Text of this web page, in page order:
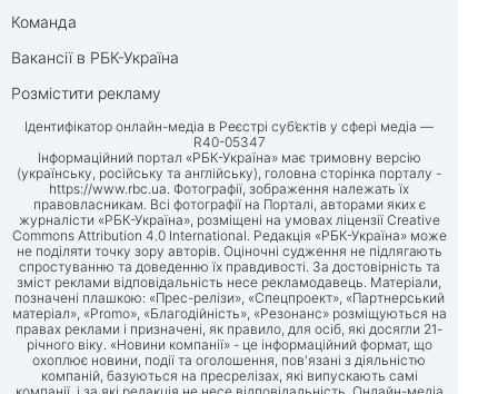
Команда
Вакансії в РБК-Україна
Розмістити рекламу
Ідентифікатор онлайн-медіа в Реєстрі суб’єктів у сфері медіа —
R40-05347
Інформаційний портал «РБК-Україна» має тримовну версію
(українську, російську та англійську), головна сторінка порталу -
https://www.rbc.ua. Фотографії, зображення належать їх
правовласникам. Всі фотографії на Порталі, авторами яких є
журналісти «РБК-Україна», розміщені на умовах ліцензії Creative
Commons Attribution 4.0 International. Редакція «РБК-Україна» може
не поділяти точку зору авторів. Оціночні судження не підлягають
спростуванню та доведенню їх правдивості. За достовірність та
зміст реклами відповідальність несе рекламодавець. Матеріали,
позначені плашкою: «Прес-релізи», «Спецпроект», «Партнерський
матеріал», «Promo», «Благодійність», «Резонанс» розміщуються на
правах реклами і призначені, як правило, для осіб, які досягли 21-
річного віку. «Новини компанії» - це інформаційний формат, що
охоплює новини, події та оголошення, пов'язані з діяльністю
компаній, базуються на пресрелізах, які випускають самі